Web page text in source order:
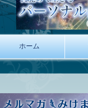
ホーム